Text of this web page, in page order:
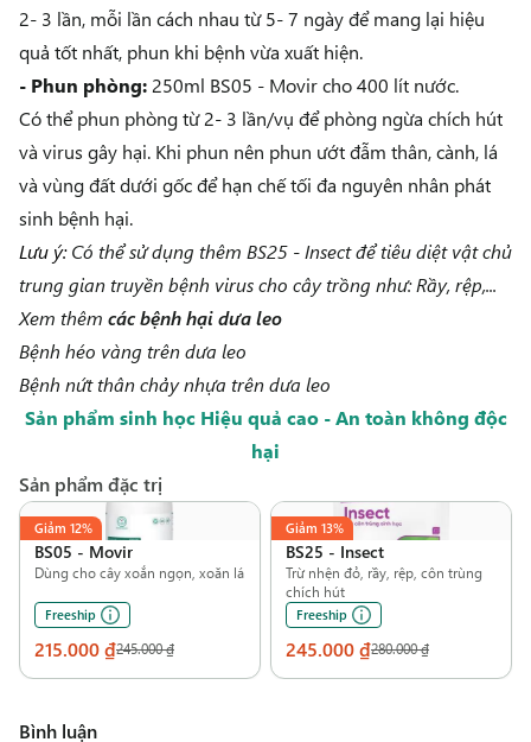
2- 3 lần, mỗi lần cách nhau từ 5- 7 ngày để mang lại hiệu
quả tốt nhất, phun khi bệnh vừa xuất hiện.
- Phun phòng: 250ml BS05 - Movir cho 400 lít nước.
Có thể phun phòng từ 2- 3 lần/vụ để phòng ngừa chích hút
và virus gây hại. Khi phun nên phun ướt đẫm thân, cành, lá
và vùng đất dưới gốc để hạn chế tối đa nguyên nhân phát
sinh bệnh hại.
Lưu ý:Có thể sử dụng thêm BS25 - Insectđể tiêu diệt vật chủ
trung gian truyền bệnh virus cho cây trồng như: Rầy, rệp,...
Xem thêm các bệnh hại dưa leo
Bệnh héo vàng trên dưa leo
Bệnh nứt thân chảy nhựa trên dưa leo
Sản phẩm sinh học Hiệu quả cao - An toàn không độc
hại
Sản phẩm đặc trị
Giảm 12%
BS05 - Movir
Dùng cho cây xoắn ngọn, xoăn lá
Freeship
215.000 ₫245.000 ₫
Giảm 13%
BS25 - Insect
Trừ nhện đỏ, rầy, rệp, côn trùng
chích hút
Freeship
245.000 ₫280.000 ₫
Bình luận